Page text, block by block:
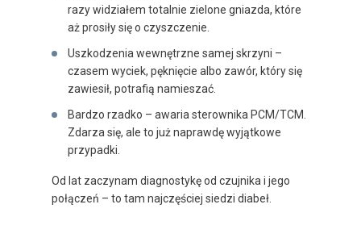
razy widziałem totalnie zielone gniazda, które
aż prosiły się o czyszczenie.
Uszkodzenia wewnętrzne samej skrzyni –
czasem wyciek, pęknięcie albo zawór, który się
zawiesił, potrafią namieszać.
Bardzo rzadko – awaria sterownika PCM/TCM.
Zdarza się, ale to już naprawdę wyjątkowe
przypadki.
Od lat zaczynam diagnostykę od czujnika i jego
połączeń – to tam najczęściej siedzi diabeł.